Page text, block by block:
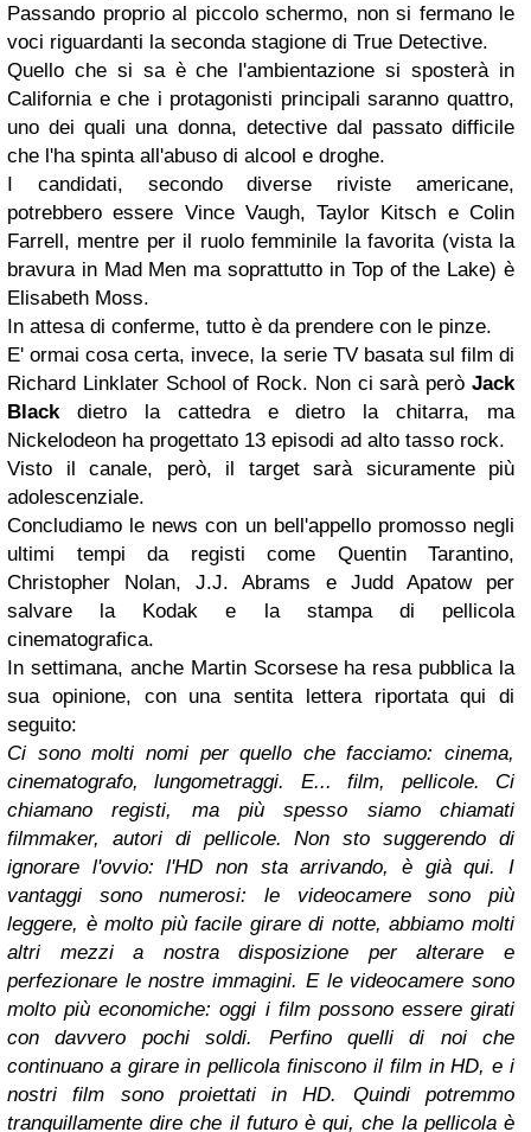
Passando proprio al piccolo schermo, non si fermano le
voci riguardanti la seconda stagione di True Detective.
Quello che si sa è che l'ambientazione si sposterà in
California e che i protagonisti principali saranno quattro,
uno dei quali una donna, detective dal passato difficile
che l'ha spinta all'abuso di alcool e droghe.
I candidati, secondo diverse riviste americane,
potrebbero essere Vince Vaugh, Taylor Kitsch e Colin
Farrell, mentre per il ruolo femminile la favorita (vista la
bravura in Mad Men ma soprattutto in Top of the Lake) è
Elisabeth Moss.
In attesa di conferme, tutto è da prendere con le pinze.
E' ormai cosa certa, invece, la serie TV basata sul film di
Richard Linklater School of Rock. Non ci sarà peròJack
Black dietro la cattedra e dietro la chitarra, ma
Nickelodeon ha progettato 13 episodi ad alto tasso rock.
Visto il canale, però, il target sarà sicuramente più
adolescenziale.
Concludiamo le news con un bell'appello promosso negli
ultimi tempi da registi come Quentin Tarantino,
Christopher Nolan, J.J. Abrams e Judd Apatow per
salvare la Kodak e la stampa di pellicola
cinematografica.
In settimana, anche Martin Scorseseha resa pubblica la
sua opinione, con una sentita lettera riportata qui di
seguito:
Ci sono molti nomi per quello che facciamo: cinema,
cinematografo, lungometraggi. E... film, pellicole. Ci
chiamano registi, ma più spesso siamo chiamati
filmmaker, autori di pellicole. Non sto suggerendo di
ignorare l'ovvio: l'HD non sta arrivando, è già qui. I
vantaggi sono numerosi: le videocamere sono più
leggere, è molto più facile girare di notte, abbiamo molti
altri mezzi a nostra disposizione per alterare e
perfezionare le nostre immagini. E le videocamere sono
molto più economiche: oggi i film possono essere girati
con davvero pochi soldi. Perfino quelli di noi che
continuano a girare in pellicola finiscono il film in HD, e i
nostri film sono proiettati in HD. Quindi potremmo
tranquillamente dire che il futuro è qui, che la pellicola è